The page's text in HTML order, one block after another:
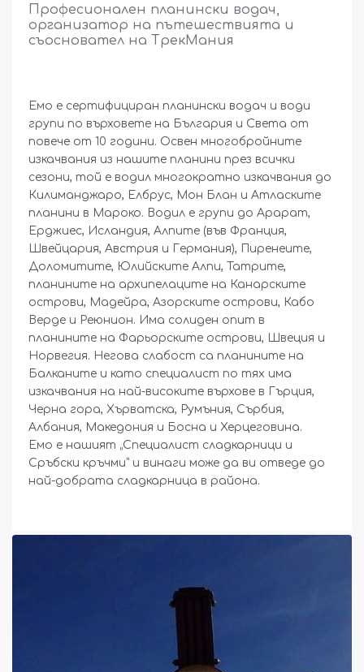
Професионален планински водач,
организатор на пътешествията и
съосновател на ТрекМания
Емо е сертифициран планински водач и води
групи по върховете на България и Света от
повече от 10 години. Освен многобройните
изкачвания из нашите планини през всички
сезони, той е водил многократно изкачвания до
Килиманджаро, Елбрус, Мон Блан и Атласките
планини в Мароко. Водил е групи до Арарат,
Ерджиес, Исландия, Алпите (във Франция,
Швейцария, Австрия и Германия), Пиренеите,
Доломитите, Юлийските Алпи, Татрите,
планините на архипелаците на Канарските
острови, Мадейра, Азорските острови, Кабо
Верде и Реюнион. Има солиден опит в
планините на Фарьорските острови, Швеция и
Норвегия. Негова слабост са планините на
Балканите и като специалист по тях има
изкачвания на най-високите върхове в Гърция,
Черна гора, Хърватска, Румъния, Сърбия,
Албания, Македония и Босна и Херцеговина.
Емо е нашият „Специалист сладкарници и
Сръбски кръчми” и винаги може да ви отведе до
най-добрата сладкарница в района.